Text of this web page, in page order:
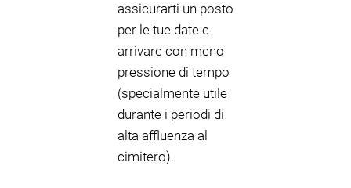
assicurarti un posto
per le tue date e
arrivare con meno
pressione di tempo
(specialmente utile
durante i periodi di
alta affluenza al
cimitero).